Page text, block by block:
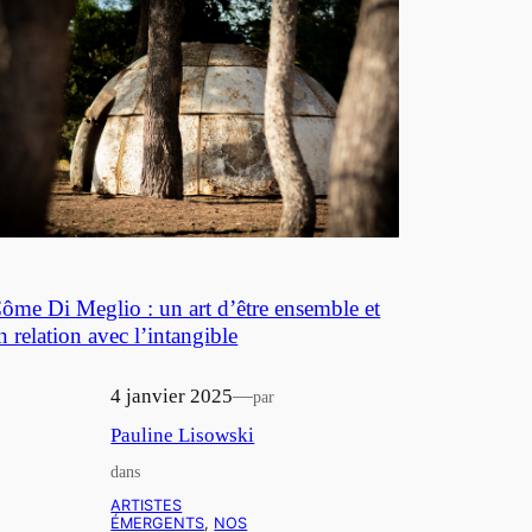
Di Meglio : un art d’être ensemble et
relation avec l’intangible
4 janvier 2025—par
Pauline Lisowski
dans
ARTISTES
ÉMERGENTS, NOS